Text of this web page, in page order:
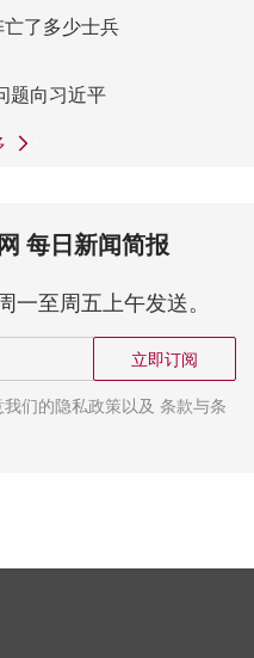
了多少士兵
题向习近平
每日新闻简报
一至周五上午发送。
立即订阅
们的隐私政策以及 条款与条